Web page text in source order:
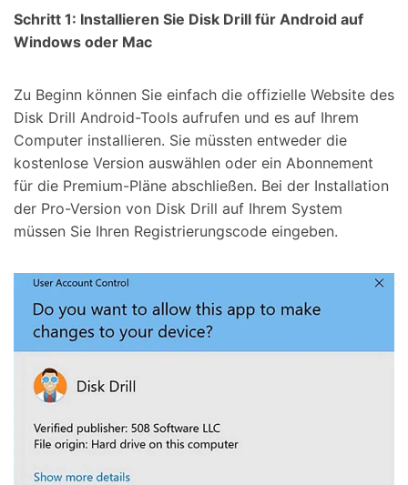
Schritt 1: Installieren Sie Disk Drill für Android auf
Windows oder Mac
Zu Beginn können Sie einfach die offizielle Website des
Disk Drill Android-Tools aufrufen und es auf Ihrem
Computer installieren. Sie müssten entweder die
kostenlose Version auswählen oder ein Abonnement
für die Premium-Pläne abschließen. Bei der Installation
der Pro-Version von Disk Drill auf Ihrem System
müssen Sie Ihren Registrierungscode eingeben.